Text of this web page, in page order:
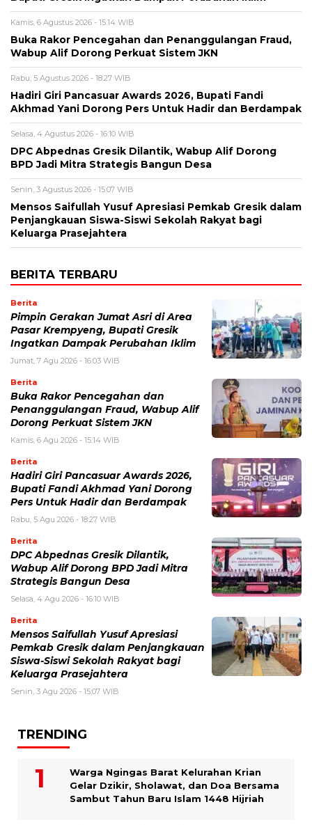
Kamis, 6 Agustus 2026 - 15:14 WIB
Buka Rakor Pencegahan dan Penanggulangan Fraud,
Wabup Alif Dorong Perkuat Sistem JKN
Rabu, 5 Agustus 2026 - 18:27 WIB
Hadiri Giri Pancasuar Awards 2026, Bupati Fandi
Akhmad Yani Dorong Pers Untuk Hadir dan Berdampak
Selasa, 4 Agustus 2026 - 16:10 WIB
DPC Abpednas Gresik Dilantik, Wabup Alif Dorong
BPD Jadi Mitra Strategis Bangun Desa
Senin, 3 Agustus 2026 - 15:07 WIB
Mensos Saifullah Yusuf Apresiasi Pemkab Gresik dalam
Penjangkauan Siswa-Siswi Sekolah Rakyat bagi
Keluarga Prasejahtera
BERITA TERBARU
Berita
Pimpin Gerakan Jumat Asri di Area
Pasar Krempyeng, Bupati Gresik
Ingatkan Dampak Perubahan Iklim
Jumat, 7 Agu 2026 - 16:03 WIB
Berita
Buka Rakor Pencegahan dan
Penanggulangan Fraud, Wabup Alif
Dorong Perkuat Sistem JKN
Kamis, 6 Agu 2026 - 15:14 WIB
Berita
Hadiri Giri Pancasuar Awards 2026,
Bupati Fandi Akhmad Yani Dorong
Pers Untuk Hadir dan Berdampak
Rabu, 5 Agu 2026 - 18:27 WIB
Berita
DPC Abpednas Gresik Dilantik,
Wabup Alif Dorong BPD Jadi Mitra
Strategis Bangun Desa
Selasa, 4 Agu 2026 - 16:10 WIB
Berita
Mensos Saifullah Yusuf Apresiasi
Pemkab Gresik dalam Penjangkauan
Siswa-Siswi Sekolah Rakyat bagi
Keluarga Prasejahtera
Senin, 3 Agu 2026 - 15:07 WIB
TRENDING
Warga Ngingas Barat Kelurahan Krian
Gelar Dzikir, Sholawat, dan Doa Bersama
Sambut Tahun Baru Islam 1448 Hijriah